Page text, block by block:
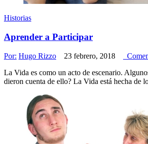
Historias
Aprender a Participar
Por: Hugo Rizzo 23 febrero, 2018
La Vida es como un acto de escenario.
dieron cuenta de ello? La Vida está hecha de